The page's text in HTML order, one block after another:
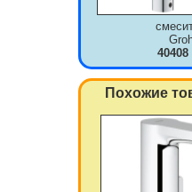
40408
Похожие